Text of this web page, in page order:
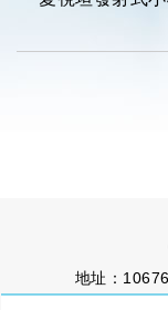
地址：